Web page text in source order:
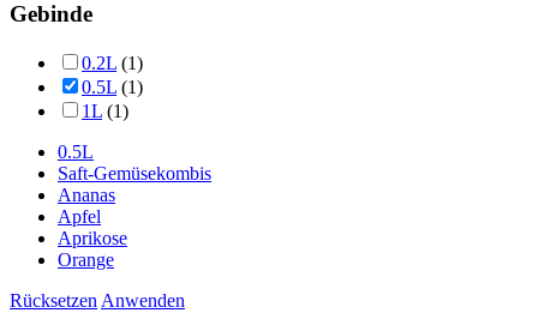
Gebinde
0.2L (1)
0.5L (1)
1L (1)
0.5L
Saft-Gemüsekombis
Ananas
Apfel
Aprikose
Orange
Rücksetzen Anwenden